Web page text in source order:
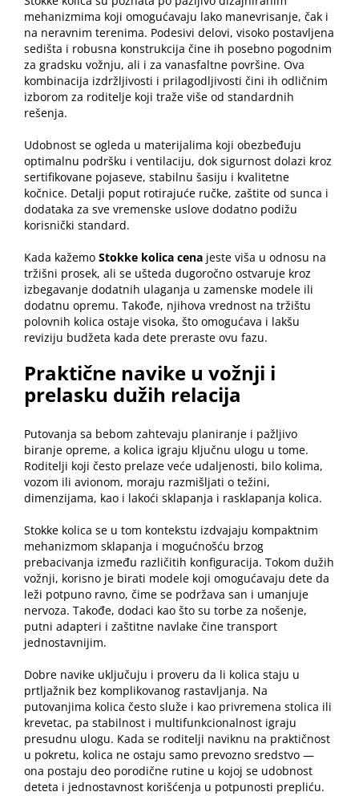
mehanizmima koji omogućavaju lako manevrisanje, čak i
na neravnim terenima. Podesivi delovi, visoko postavljena
sedišta i robusna konstrukcija čine ih posebno pogodnim
za gradsku vožnju, ali i za vanasfaltne površine. Ova
kombinacija izdržljivosti i prilagodljivosti čini ih odličnim
izborom za roditelje koji traže više od standardnih
rešenja.
Udobnost se ogleda u materijalima koji obezbeđuju
optimalnu podršku i ventilaciju, dok sigurnost dolazi kroz
sertifikovane pojaseve, stabilnu šasiju i kvalitetne
kočnice. Detalji poput rotirajuće ručke, zaštite od sunca i
dodataka za sve vremenske uslove dodatno podižu
korisnički standard.
Kada kažemo Stokke kolica cena jeste viša u odnosu na
tržišni prosek, ali se ušteda dugoročno ostvaruje kroz
izbegavanje dodatnih ulaganja u zamenske modele ili
dodatnu opremu. Takođe, njihova vrednost na tržištu
polovnih kolica ostaje visoka, što omogućava i lakšu
reviziju budžeta kada dete preraste ovu fazu.
Praktične navike u vožnji i
prelasku dužih relacija
Putovanja sa bebom zahtevaju planiranje i pažljivo
biranje opreme, a kolica igraju ključnu ulogu u tome.
Roditelji koji često prelaze veće udaljenosti, bilo kolima,
vozom ili avionom, moraju razmišljati o težini,
dimenzijama, kao i lakoći sklapanja i rasklapanja kolica.
Stokke kolica se u tom kontekstu izdvajaju kompaktnim
mehanizmom sklapanja i mogućnošću brzog
prebacivanja između različitih konfiguracija. Tokom dužih
vožnji, korisno je birati modele koji omogućavaju dete da
leži potpuno ravno, čime se podržava san i umanjuje
nervoza. Takođe, dodaci kao što su torbe za nošenje,
putni adapteri i zaštitne navlake čine transport
jednostavnijim.
Dobre navike uključuju i proveru da li kolica staju u
prtljažnik bez komplikovanog rastavljanja. Na
putovanjima kolica često služe i kao privremena stolica ili
krevetac, pa stabilnost i multifunkcionalnost igraju
presudnu ulogu. Kada se roditelji naviknu na praktičnost
u pokretu, kolica ne ostaju samo prevozno sredstvo —
ona postaju deo porodične rutine u kojoj se udobnost
deteta i jednostavnost korišćenja u potpunosti prepliću.